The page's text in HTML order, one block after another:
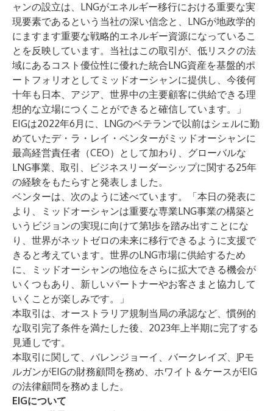
ャンの設立は、LNGがエネルギー移行における重要な実
現要素であるという当社の深い信念と、LNGが地政学的
にますます重要な戦略的エネルギー資源になっているこ
とを反映しています。当社はこの取引が、低リスクの法
域にあるコスト優位性に優れた統合LNG資産を基盤的ポ
ートフォリオとしてミッドオーシャンに提供し、今後何
十年も日本、アジア、世界中の主要顧客に供給できる理
想的な立場につくことができると確信しています。」
EIGは2022年6月に、LNGのベテランで以前はシェルに勤
めていたデ・ラ・レイ・ベンターがミッドオーシャンに
最高経営責任者（CEO）として加わり、グローバルな
LNG事業、取引、ビジネスリーダーシップに関する25年
の経験をもたらすと発表しました。
ベンターは、次のように述べています。「本日の発表に
より、ミッドオーシャンは重要な専業LNG事業の構築と
いうビジョンの実現に向けて第1歩を踏み出すことにな
り、世界がネットゼロの未来に移行できるように支援で
きると考えています。世界のLNG市場に供給するため
に、ミッドオーシャンの地位をさらに拡大できる機会が
いくつもあり、新しいパートナーやお客さまと協力して
いくことが楽しみです。」
本取引は、オーストラリア規制当局の承認など、慣例的
な取引完了条件を満たした後、2023年上半期に完了する
見通しです。
本取引に関して、バレンジョーイ、バークレイズ、JPモ
ルガンがEIGの財務顧問を務め、ホワイト＆ケースがEIG
の法律顧問を務めました。
EIGについて